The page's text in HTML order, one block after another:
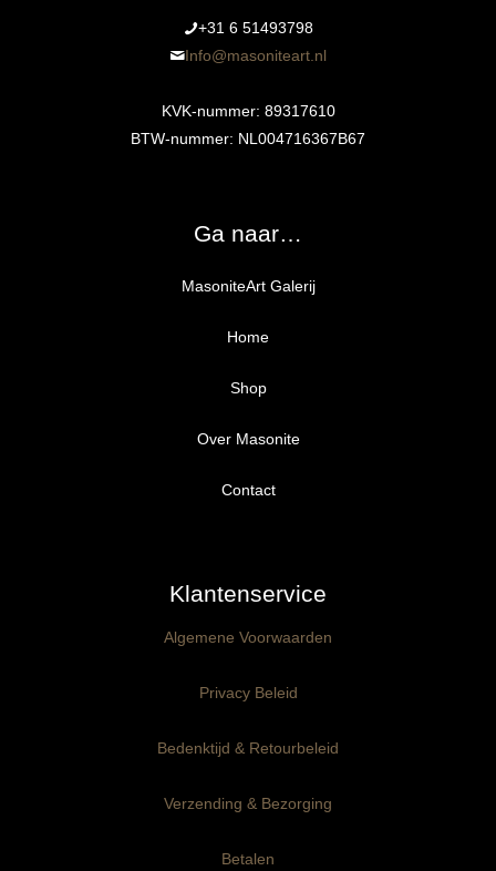
+31 6 51493798‬
Info@masoniteart.nl
KVK-nummer: 89317610
BTW-nummer: NL004716367B67
Ga naar…
MasoniteArt Galerij
Home
Shop
Alle producten
Proefpakket
3mm dik
6mm dik
Kant-en-Klaar panelen
3mm dik
6mm dik
Ophangklaar panelen
Maatwerk
Over Masonite
Contact
Klantenservice
Algemene Voorwaarden
Privacy Beleid
Bedenktijd & Retourbeleid
Verzending & Bezorging
Betalen